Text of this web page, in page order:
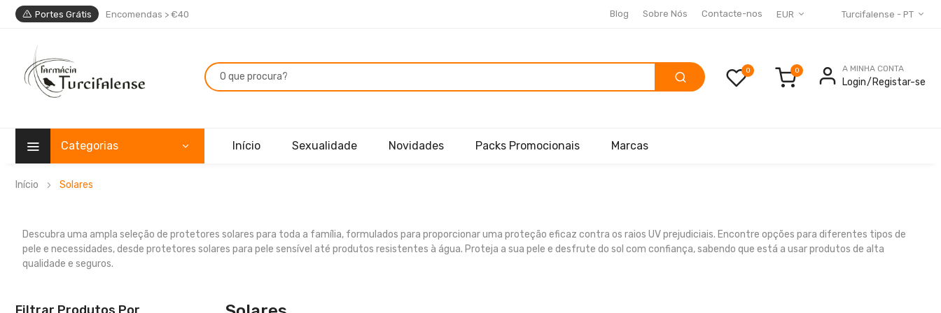
Portes Grátis Encomendas > €40 EUR Turcifalense - PT
Blog Sobre Nós Contacte-nos
0 A MINHA CONTA
Login Registar-se
Categorias Início Sexualidade Novidades Packs Promocionais Marcas
Início Solares
Descubra uma ampla seleção de protetores solares para toda a família, formulados para proporcionar uma proteção eficaz contra os raios UV prejudiciais. Encontre opções para diferentes tipos de
pele e necessidades, desde protetores solares para pele sensível até produtos resistentes à água. Proteja a sua pele e desfrute do sol com confiança, sabendo que está a usar produtos de alta
qualidade e seguros.
Filtrar Produtos Por